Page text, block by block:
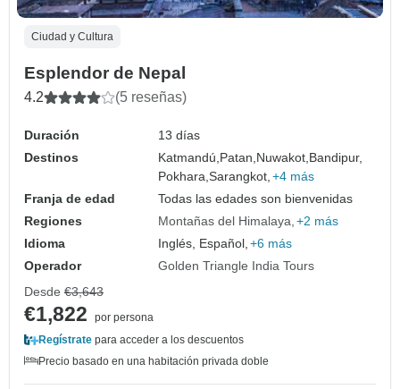
Ciudad y Cultura
Esplendor de Nepal
4.2 (5 reseñas)
Duración
13 días
Destinos
Katmandú, Patan, Nuwakot, Bandipur,
Pokhara,Sarangkot, +4 más
Franja de edad
Todas las edades son bienvenidas
Regiones
Montañas del Himalaya +2 más
Idioma
Inglés, Español, +6 más
Operador
Golden Triangle India Tours
Desde €3,643
€1,822
por persona
Regístrate para acceder a los descuentos
Precio basado en una habitación privada doble